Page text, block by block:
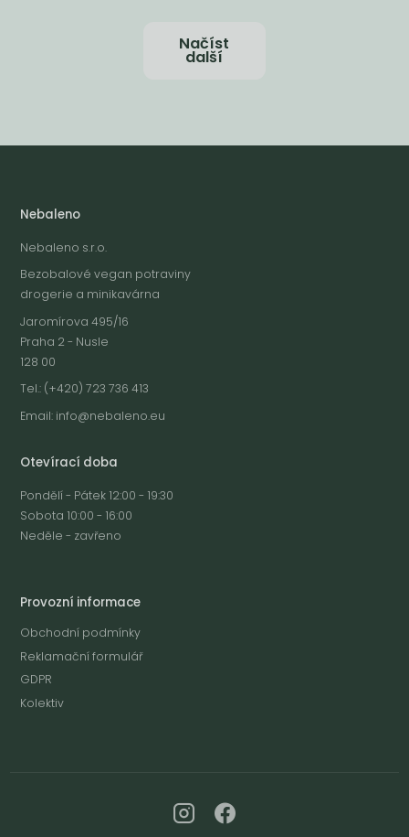
Načíst
další
Nebaleno
Nebaleno s.r.o.
Bezobalové vegan potraviny
drogerie a minikavárna
Jaromírova 495/16
Praha 2 - Nusle
128 00
Tel.: (+420) 723 736 413
Email: info@nebaleno.eu
Otevírací doba
Pondělí - Pátek 12:00 - 19:30
Sobota 10:00 - 16:00
Neděle - zavřeno
Provozní informace
Obchodní podmínky
Reklamační formulář
GDPR
Kolektiv